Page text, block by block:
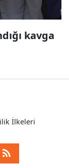
kavga
İlkeleri